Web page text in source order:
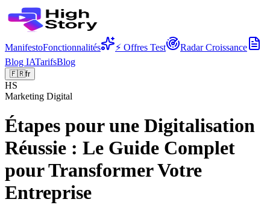
ManifestoFonctionnalités ⚡ Offres Test
Radar Croissance
Blog IATarifsBlog
🇫🇷fr
HS
Marketing Digital
Étapes pour une Digitalisation
Réussie : Le Guide Complet
pour Transformer Votre
Entreprise